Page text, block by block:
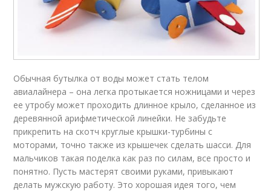
Обычная бутылка от воды может стать телом
авиалайнера – она легка протыкается ножницами и через
ее утробу может проходить длинное крыло, сделанное из
деревянной арифметической линейки. Не забудьте
прикрепить на скотч круглые крышки-турбины с
моторами, точно также из крышечек сделать шасси. Для
мальчиков такая поделка как раз по силам, все просто и
понятно. Пусть мастерят своими руками, привыкают
делать мужскую работу. Это хорошая идея того, чем